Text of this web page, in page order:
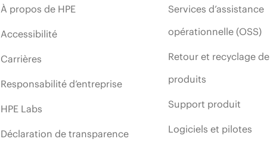
À propos de HPE
Accessibilité
Carrières
Responsabilité d’entreprise
HPE Labs
Déclaration de transparence
Services d’assistance
opérationnelle (OSS)
Retour et recyclage de
produits
Support produit
Logiciels et pilotes